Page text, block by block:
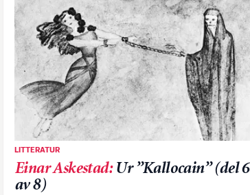
LITTERATUR
Einar Askestad: Ur ”Kallocain” (del 6
av 8)